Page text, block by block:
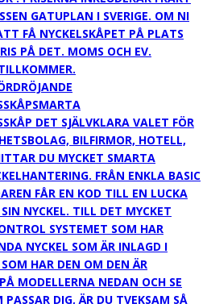
GATUPLAN I SVERIGE. OM NI
FÅ NYCKELSKÅPET PÅ PLATS
PÅ DET. MOMS OCH EV.
SMARTA
DET SJÄLVKLARA VALET FÖR
BILFIRMOR, HOTELL,
DU MYCKET SMARTA
FRÅN ENKLA BASIC
FÅR EN KOD TILL EN LUCKA
NYCKEL. TILL DET MYCKET
SYSTEMET SOM HAR
NYCKEL SOM ÄR INLAGD I
HAR DEN OM DEN ÄR
MODELLERNA NEDAN OCH SE
DIG, ÄR DU TVEKSAM SÅ